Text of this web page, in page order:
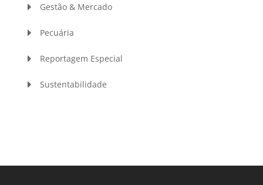
Gestão & Mercado
Pecuária
Reportagem Especial
Sustentabilidade